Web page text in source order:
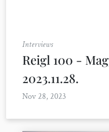
Interviews
Reigl 100 -
2023.11.28.
Nov 28, 2023